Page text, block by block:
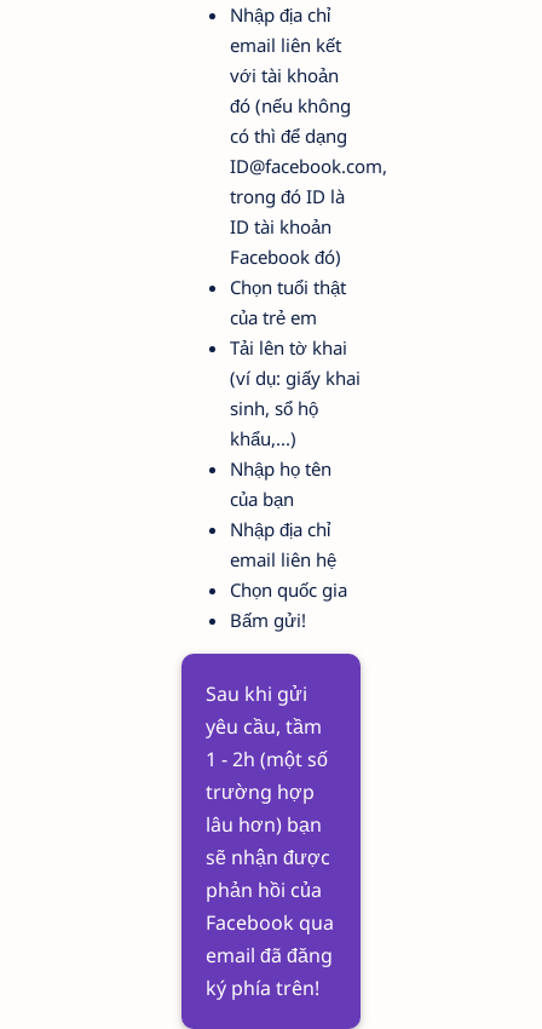
Nhập địa chỉ
email liên kết
với tài khoản
đó (nếu không
có thì để dạng
ID@facebook.com,
trong đó ID là
ID tài khoản
Facebook đó)
Chọn tuổi thật
của trẻ em
Tải lên tờ khai
(ví dụ: giấy khai
sinh, sổ hộ
khẩu,...)
Nhập họ tên
của bạn
Nhập địa chỉ
email liên hệ
Chọn quốc gia
Bấm gửi!
Sau khi gửi
yêu cầu, tầm
1 - 2h (một số
trường hợp
lâu hơn) bạn
sẽ nhận được
phản hồi của
Facebook qua
email đã đăng
ký phía trên!